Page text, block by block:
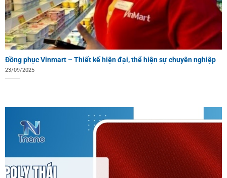
Đồng phục Vinmart – Thiết kế hiện đại, thể hiện sự chuyên nghiệp
23/09/2025